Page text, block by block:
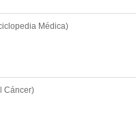
Médica)
Cáncer)